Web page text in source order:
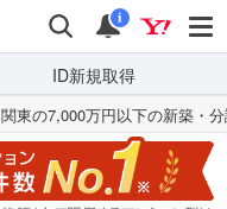
検索 通知
i
ID新規取得
関東の7,000万円以下の新築・